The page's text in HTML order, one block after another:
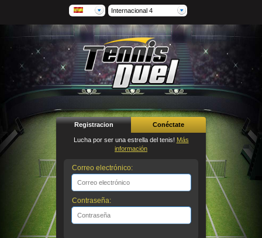
Internacional 4
Registracion Conéctate
Lucha por ser una estrella del tenis! Más
información
Correo electrónico:
Contraseña: